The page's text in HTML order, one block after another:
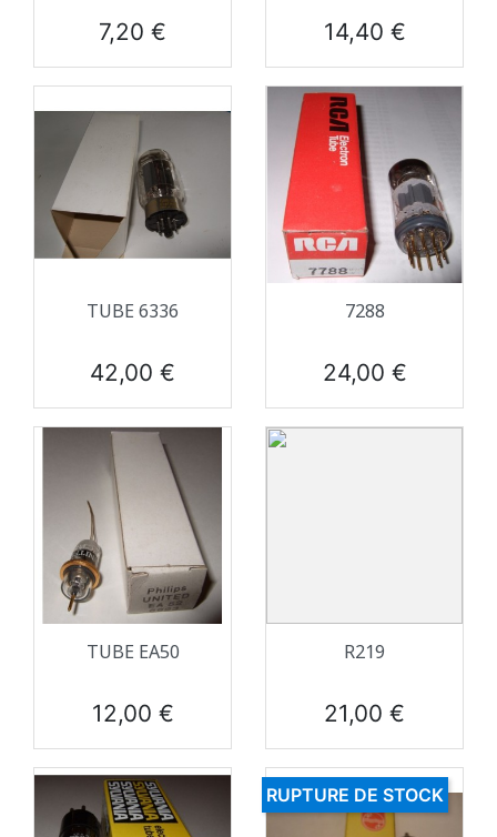
Prix
7,20 € Prix
14,40 €
TUBE 6336
Prix
42,00 €
7288
Prix
24,00 €
TUBE EA50
Prix
12,00 €
R219
Prix
21,00 €
RUPTURE DE STOCK